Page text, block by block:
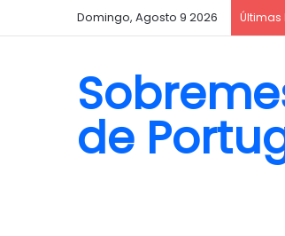
Domingo, Agosto 9 2026 Últimas
de